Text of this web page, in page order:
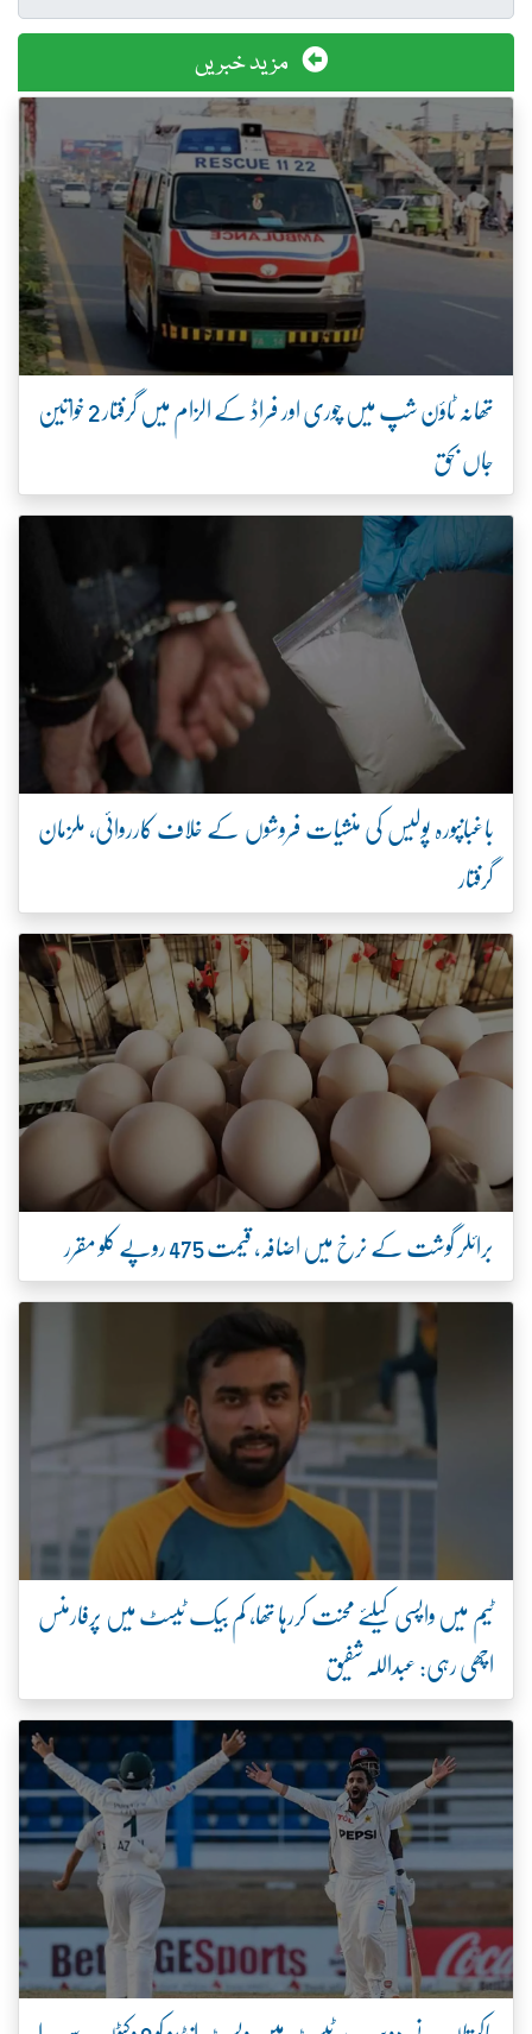
مزید خبریں
تھانہ ٹاؤن شپ میں چوری اور فراڈ کے الزام میں گرفتار 2 خواتین
جاں بحق
باغبانپورہ پولیس کی منشیات فروشوں کے خلاف کارروائی، ملزمان
گرفتار
برائلر گوشت کے نرخ میں اضافہ، قیمت 475 روپے کلو مقرر
ٹیم میں واپسی کیلئے محنت کررہا تھا، کم بیک ٹیسٹ میں پرفارمنس
اچھی رہی: عبداللہ شفیق